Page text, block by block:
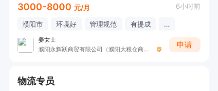
3000-8000 元/月 6小时前
濮阳市 环境好 管理规范 有提成 ...
姜女士
濮阳永辉跃商贸有限公司（濮阳大粮仓商贸有限公司）
申请
物流专员